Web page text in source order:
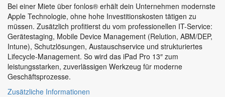
Bei einer Miete über fonlos® erhält dein Unternehmen modernste
Apple Technologie, ohne hohe Investitionskosten tätigen zu
müssen. Zusätzlich profitierst du vom professionellen IT-Service:
Gerätestaging, Mobile Device Management (Relution, ABM/DEP,
Intune), Schutzlösungen, Austauschservice und strukturiertes
Lifecycle-Management. So wird das iPad Pro 13″ zum
leistungsstarken, zuverlässigen Werkzeug für moderne
Geschäftsprozesse.
Zusätzliche Informationen